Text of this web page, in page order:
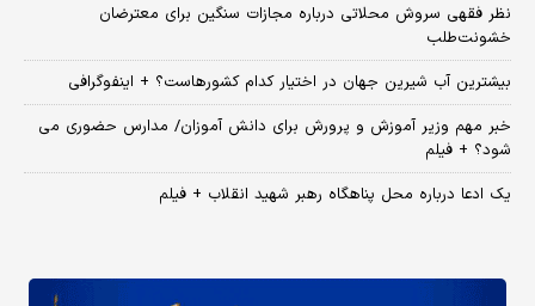
نظر فقهی سروش محلاتی درباره مجازات سنگین برای معترضان
خشونت‌طلب
بیشترین آب شیرین جهان در اختیار کدام کشورهاست؟ + اینفوگرافی
خبر مهم وزیر آموزش و پرورش برای دانش آموزان/ مدارس حضوری می
شود؟ + فیلم
یک ادعا درباره محل پناهگاه‌ رهبر شهید انقلاب + فیلم